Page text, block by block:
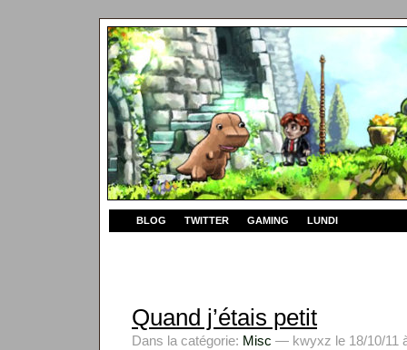
BLOG TWITTER GAMING LUNDI
Quand j’étais petit
Dans la catégorie: Misc — kwyxz le 18/10/11